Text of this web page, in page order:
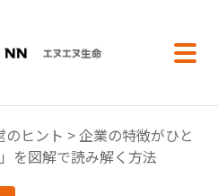
のヒント > 企業の特徴がひと
を図解で読み解く方法